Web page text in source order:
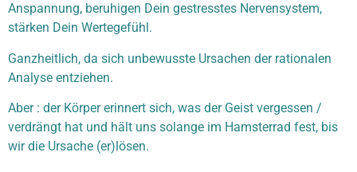
Anspannung, beruhigen Dein gestresstes Nervensystem,
stärken Dein Wertegefühl.
Ganzheitlich, da sich unbewusste Ursachen der rationalen
Analyse entziehen.
Aber : der Körper erinnert sich, was der Geist vergessen /
verdrängt hat und hält uns solange im Hamsterrad fest, bis
wir die Ursache (er)lösen.